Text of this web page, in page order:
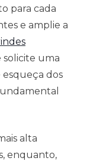
para cada
e amplie a
solicite uma
dos
alta
enquanto,